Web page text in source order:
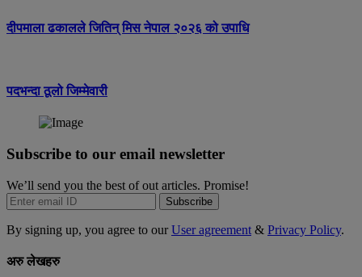
दीपमाला ढकालले जितिन् मिस नेपाल २०२६ को उपाधि
पदभन्दा ठूलो जिम्मेवारी
Subscribe to our email newsletter
We’ll send you the best of out articles. Promise!
Subscribe
By signing up, you agree to ourUser agreement & Privacy Policy.
अरु लेखहरु